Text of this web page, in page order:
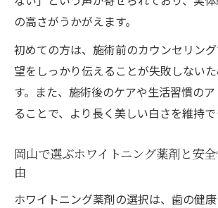
の高さがうかがえます。
初めての方は、施術前のカウンセリン
望をしっかり伝えることが失敗しない
す。また、施術後のケアや生活習慣の
ることで、より長く美しい白さを維持で
岡山で選ぶホワイトニング薬剤と安
由
ホワイトニング薬剤の選択は、歯の健